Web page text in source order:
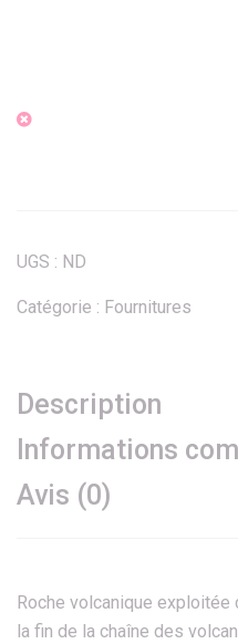
UGS : ND
Catégorie : Fournitures
Description
Informations
Avis (0)
Roche volcanique
la fin de la chaîne des